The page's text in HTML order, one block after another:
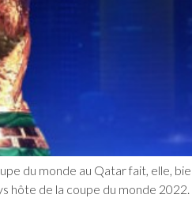
du monde au Qatar fait, elle,
hôte de la coupe du monde